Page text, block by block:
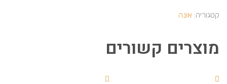
אונה
קשורים